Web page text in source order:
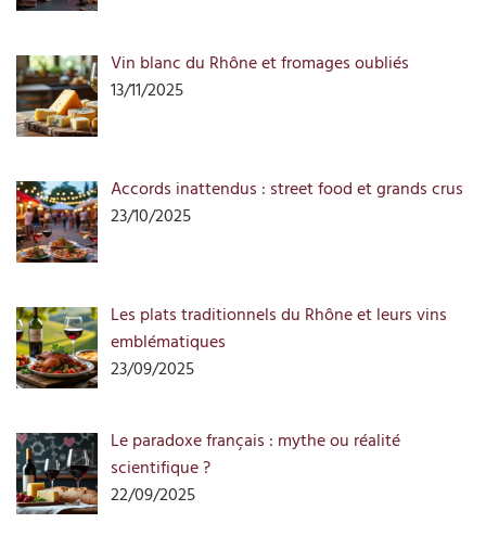
Vin blanc du Rhône et fromages oubliés
13/11/2025
Accords inattendus : street food et grands crus
23/10/2025
Les plats traditionnels du Rhône et leurs vins
emblématiques
23/09/2025
Le paradoxe français : mythe ou réalité
scientifique ?
22/09/2025